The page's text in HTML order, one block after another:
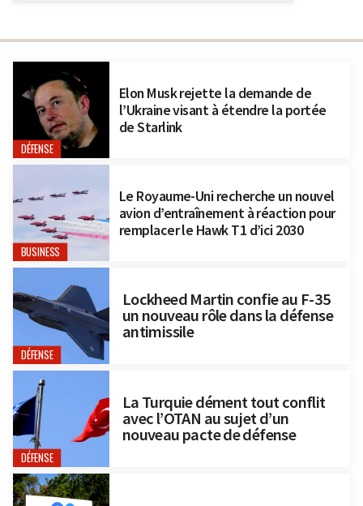
DÉFENSE
Elon Musk rejette la demande de
l’Ukraine visant à étendre la portée
de Starlink
BUSINESS
Le Royaume-Uni recherche un nouvel
avion d’entraînement à réaction pour
remplacer le Hawk T1 d’ici 2030
DÉFENSE
Lockheed Martin confie au F-35
un nouveau rôle dans la défense
antimissile
DÉFENSE
La Turquie dément tout conflit
avec l’OTAN au sujet d’un
nouveau pacte de défense